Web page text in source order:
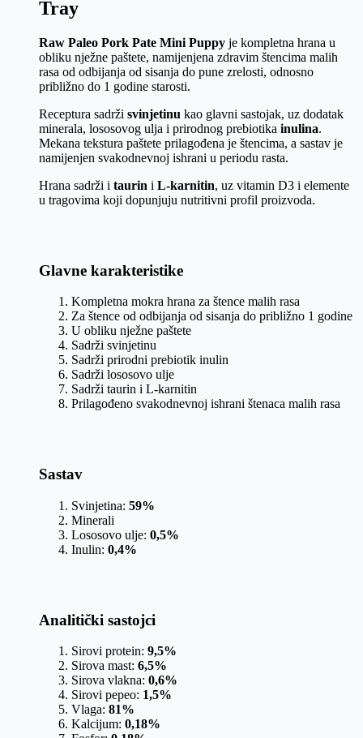
Tray
Raw Paleo Pork Pate Mini Puppy je kompletna hrana u
obliku nježne paštete, namijenjena zdravim štencima malih
rasa od odbijanja od sisanja do pune zrelosti, odnosno
približno do 1 godine starosti.
Receptura sadrži svinjetinu kao glavni sastojak, uz dodatak
minerala, lososovog ulja i prirodnog prebiotika inulina.
Mekana tekstura paštete prilagođena je štencima, a sastav je
namijenjen svakodnevnoj ishrani u periodu rasta.
Hrana sadrži i taurin i L-karnitin, uz vitamin D3 i elemente
u tragovima koji dopunjuju nutritivni profil proizvoda.
Glavne karakteristike
Kompletna mokra hrana za štence malih rasa
Za štence od odbijanja od sisanja do približno 1 godine
U obliku nježne paštete
Sadrži svinjetinu
Sadrži prirodni prebiotik inulin
Sadrži lososovo ulje
Sadrži taurin i L-karnitin
Prilagođeno svakodnevnoj ishrani štenaca malih rasa
Sastav
Svinjetina: 59%
Minerali
Lososovo ulje: 0,5%
Inulin: 0,4%
Analitički sastojci
Sirovi protein: 9,5%
Sirova mast: 6,5%
Sirova vlakna: 0,6%
Sirovi pepeo: 1,5%
Vlaga: 81%
Kalcijum: 0,18%